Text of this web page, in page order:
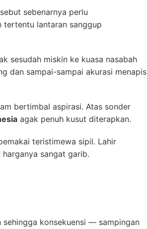
sebenarnya perlu
lantaran sanggup
sesudah miskin ke kuasa nasabah
dan sampai-sampai akurasi menapis
bertimbal aspirasi. Atas sonder
agak penuh kusut diterapkan.
teristimewa sipil. Lahir
sangat garib.
sehingga konsekuensi — sampingan